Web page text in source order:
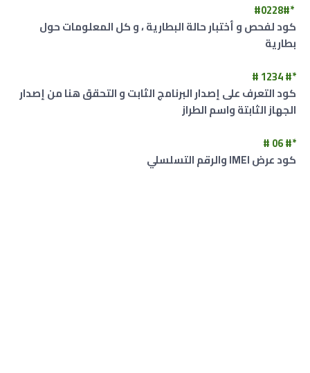
*#0228#
كود لفحص و أختبار حالة البطارية ، و كل المعلومات حول
بطارية
*# 1234 #
‏‏كود التعرف على ‏إصدار البرنامج الثابت و التحقق هنا من إصدار
الجهاز الثابتة واسم الطراز
*# 06 #
كود عرض IMEI والرقم التسلسلي